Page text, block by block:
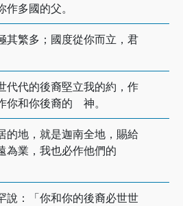
多國的父。
其繁多；國度從你而立，君
代代的後裔堅立我的約，作
你和你後裔的 神。
的地，就是迦南全地，賜給
為業，我也必作他們的
說：「你和你的後裔必世世